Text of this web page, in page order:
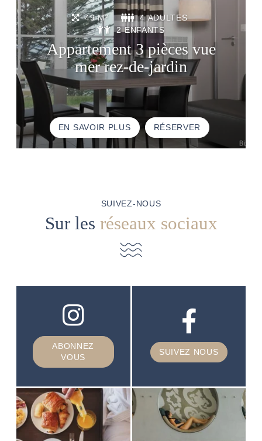
Appartement 3 pièces vue
mer rez-de-jardin
49 M²
4 ADULTES
2 ENFANTS
EN SAVOIR PLUS RÉSERVER
SUIVEZ-NOUS
Sur les réseaux sociaux
ABONNEZ
VOUS
SUIVEZ NOUS